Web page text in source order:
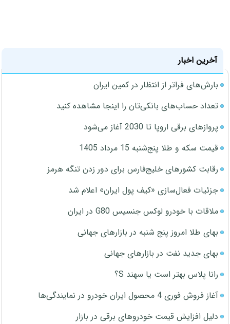
آخرین اخبار
بارش‌های فراتر از انتظار در کمین ایران
تعداد حساب‌های بانکی‌تان را اینجا مشاهده کنید
پروازهای برقی اروپا تا 2030 آغاز می‌شود
قیمت سکه و طلا پنج‌شنبه 15 مرداد 1405
رقابت کشورهای خلیج‌فارس برای دور زدن تنگه هرمز
جزئیات فعال‌سازی «کیف پول ایران» اعلام شد
ملاقات با خودرو لوکس جنسیس G80 در ایران
بهای طلا امروز پنج شنبه در بازارهای جهانی
بهای جدید نفت در بازارهای جهانی
رانا پلاس بهتر است یا سهند S؟
آغاز فروش فوری 4 محصول ایران خودرو در نمایندگی‌ها
دلیل افزایش قیمت خودروهای برقی در بازار